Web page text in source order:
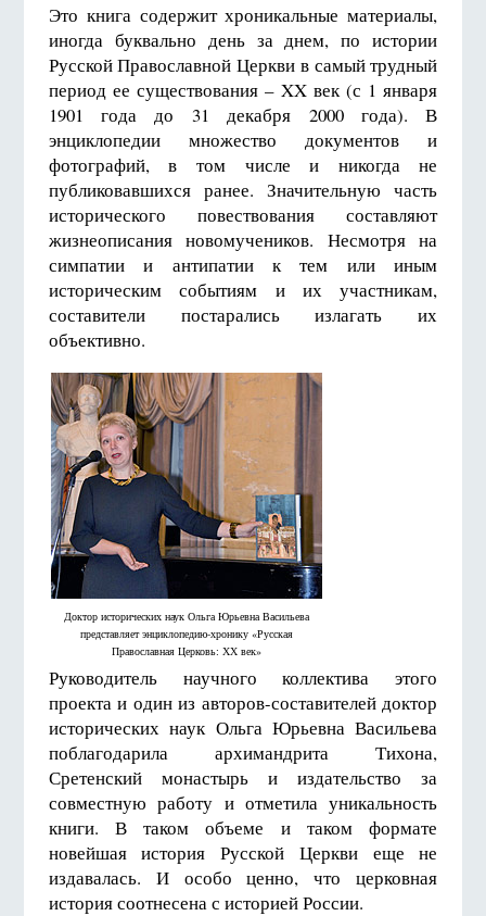
Это книга содержит хроникальные материалы,
иногда буквально день за днем, по истории
Русской Православной Церкви в самый трудный
период ее существования – XX век (с 1 января
1901 года до 31 декабря 2000 года). В
энциклопедии множество документов и
фотографий, в том числе и никогда не
публиковавшихся ранее. Значительную часть
исторического повествования составляют
жизнеописания новомучеников. Несмотря на
симпатии и антипатии к тем или иным
историческим событиям и их участникам,
составители постарались излагать их
объективно.
Доктор исторических наук Ольга Юрьевна Васильева
представляет энциклопедию-хронику «Русская
Православная Церковь: ХХ век»
Руководитель научного коллектива этого
проекта и один из авторов-составителей доктор
исторических наук Ольга Юрьевна Васильева
поблагодарила архимандрита Тихона,
Сретенский монастырь и издательство за
совместную работу и отметила уникальность
книги. В таком объеме и таком формате
новейшая история Русской Церкви еще не
издавалась. И особо ценно, что церковная
история соотнесена с историей России.